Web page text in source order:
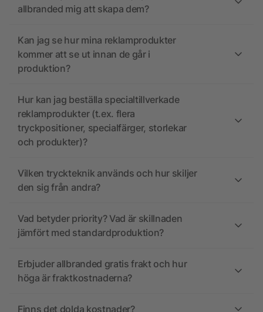
allbranded mig att skapa dem?
Kan jag se hur mina reklamprodukter
kommer att se ut innan de går i
produktion?
Hur kan jag beställa specialtillverkade
reklamprodukter (t.ex. flera
tryckpositioner, specialfärger, storlekar
och produkter)?
Vilken tryckteknik används och hur skiljer
den sig från andra?
Vad betyder priority? Vad är skillnaden
jämfört med standardproduktion?
Erbjuder allbranded gratis frakt och hur
höga är fraktkostnaderna?
Finns det dolda kostnader?